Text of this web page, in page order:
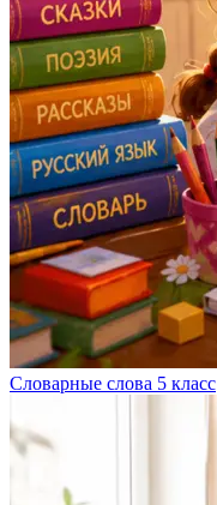
Словарные слова 5 класс